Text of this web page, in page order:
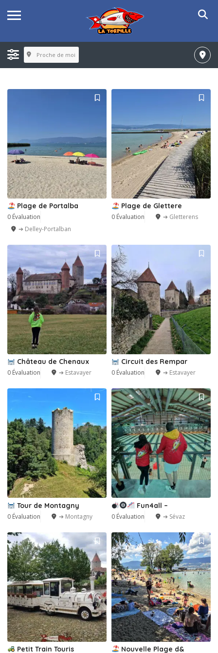
Proche de moi
Plage de Portalba
0 Évaluation
➔ Delley-Portalban
Plage de Glettere
0 Évaluation ➔ Gletterens
Château de Chenaux
0 Évaluation ➔ Estavayer
Circuit des Rempar
0 Évaluation ➔ Estavayer
Tour de Montagny
0 Évaluation ➔ Montagny
Fun4all –
0 Évaluation ➔ Sévaz
Petit Train Touris Nouvelle Plage d&